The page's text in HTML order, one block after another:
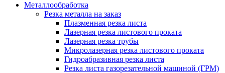
Металлообработка
Резка металла на заказ
Плазменная резка листа
Лазерная резка листового проката
Лазерная резка трубы
Микролазерная резка листового проката
Гидроабразивная резка листа
Резка листа газорезательной машиной (ГРМ)